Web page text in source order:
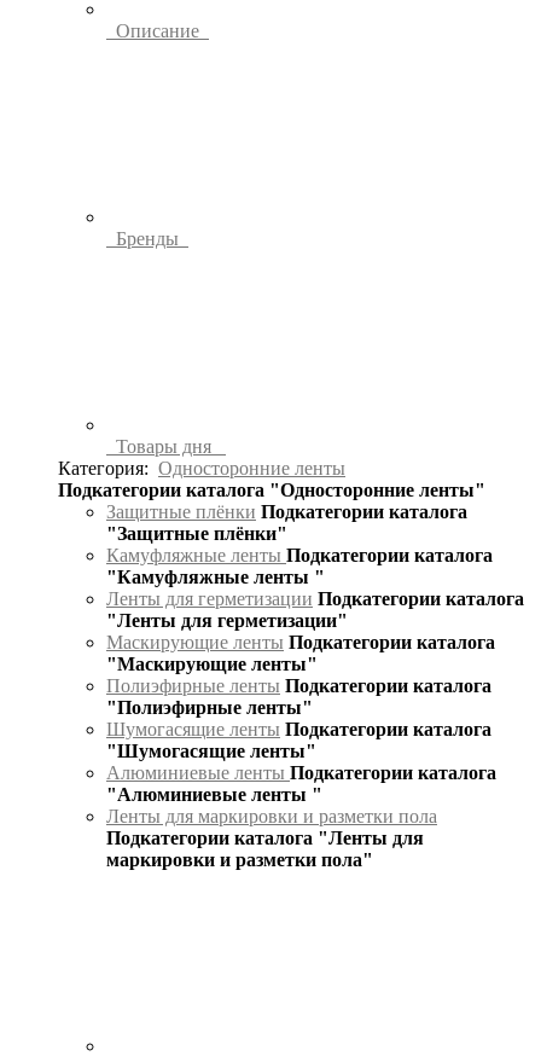
Описание
Бренды
Товары дня
Категория: Односторонние ленты
Подкатегории каталога "Односторонние ленты"
Защитные плёнки Подкатегории каталога
"Защитные плёнки"
Камуфляжные ленты Подкатегории каталога
"Камуфляжные ленты "
Ленты для герметизации Подкатегории каталога
"Ленты для герметизации"
Маскирующие ленты Подкатегории каталога
"Маскирующие ленты"
Полиэфирные ленты Подкатегории каталога
"Полиэфирные ленты"
Шумогасящие ленты Подкатегории каталога
"Шумогасящие ленты"
Алюминиевые ленты Подкатегории каталога
"Алюминиевые ленты "
Ленты для маркировки и разметки пола
Подкатегории каталога "Ленты для
маркировки и разметки пола"